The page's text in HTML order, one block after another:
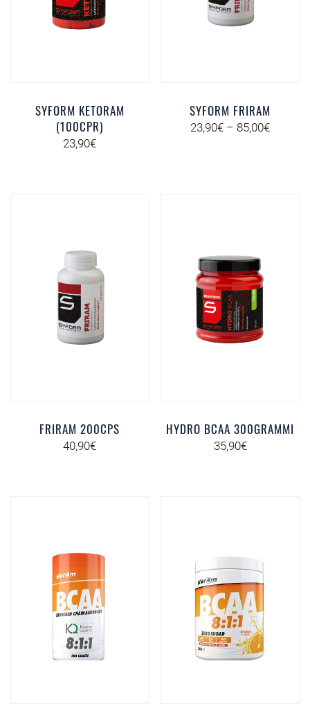
SYFORM KETORAM
(100CPR)
23,90€
SYFORM FRIRAM
23,90€ – 85,00€
FRIRAM 200CPS
40,90€
HYDRO BCAA 300GRAMMI
35,90€